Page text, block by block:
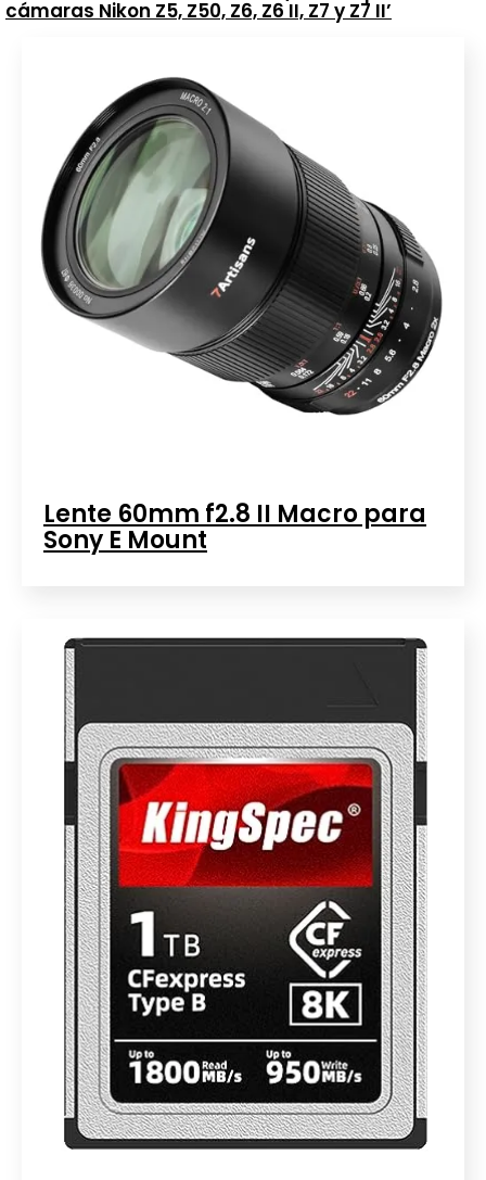
cámaras Nikon Z5, Z50, Z6, Z6 II, Z7 y Z7 II’
Lente 60mm f2.8 II Macro para
Sony E Mount